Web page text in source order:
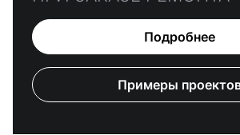
Подробнее
Примеры